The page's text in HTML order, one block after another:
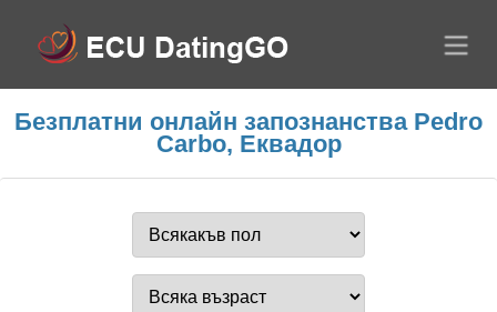
Безплатни онлайн запознанства Pedro
Carbo, Еквадор